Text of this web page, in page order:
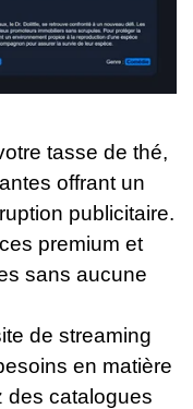
tasse de thé,
offrant un
publicitaire.
premium et
sans aucune
de streaming
en matière
des catalogues